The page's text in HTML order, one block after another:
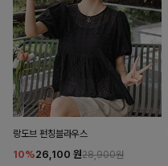
랑도브 펀칭블라우스
10%26,100 원28,900원